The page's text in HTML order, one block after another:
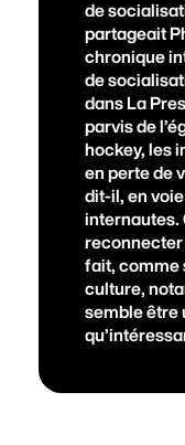
Billetterie
Fondation FICG
Foire aux
de
partageait
chronique
de
dans La
parvis de
hockey, les
en perte de
dit-il, en
internautes.
reconnecter
fait, comme
culture,
semble être